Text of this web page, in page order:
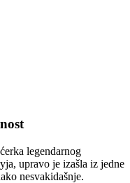
legendarnog
upravo je izašla iz jedne
nesvakidašnje.